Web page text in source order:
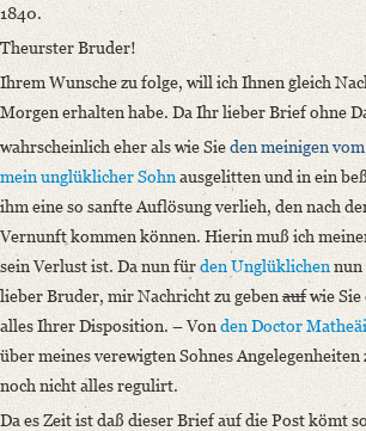
Place of Destination: Bonn
Notations: Empfangsort erschlossen.
Manuscript
Provider: Dresden, Sächsische
OAI Id: DE-1a-34097
Classification Number:
Number of Pages: 2S. auf Doppelbl., hs. m.
Format: 22,5 x 13,4 cm
Incipit: „[1] Harburg d. 23ten März
1840.
Theurster Bruder!
Ihrem Wunsche zu folge, will ich Ihnen
1840.
Theurster Bruder!
Ihrem Wunsche zu folge, will ich Ihnen gleich
Morgen erhalten habe. Da Ihr lieber Brief ohne
wahrscheinlich eher als wie Sieden meinigen vom
mein unglüklicher Sohnausgelitten und in ein
ihm eine so sanfte Auflösung verlieh, den nach
Vernunft kommen können. Hierin muß ich
sein Verlust ist. Da nun fürden Unglüklichennun
lieber Bruder, mir Nachricht zu geben aufwie Sie
alles Ihrer Disposition. – Vonden Doctor Matheäi
über meines verewigten Sohnes
noch nicht alles regulirt.
Da es Zeit ist daß dieser Brief auf die Post kömt